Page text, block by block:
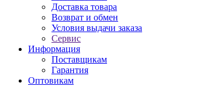
Доставка товара
Возврат и обмен
Условия выдачи заказа
Сервис
Информация
Поставщикам
Гарантия
Оптовикам